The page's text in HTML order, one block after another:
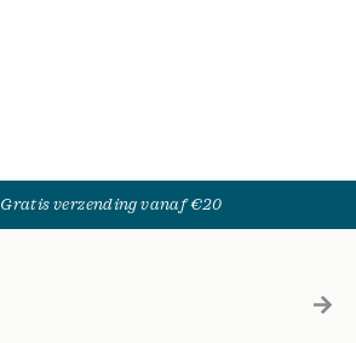
Gratis verzending vanaf €20